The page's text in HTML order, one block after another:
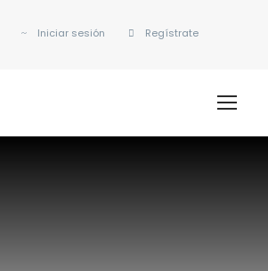
Iniciar sesión Regístrate